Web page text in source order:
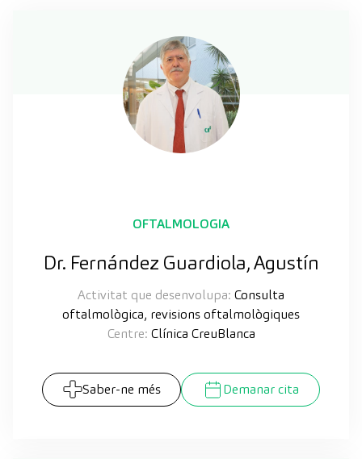
OFTALMOLOGIA
Dr. Fernández Guardiola, Agustín
Activitat que desenvolupa: Consulta
oftalmològica, revisions oftalmològiques
Centre: Clínica CreuBlanca
Saber-ne més Demanar cita